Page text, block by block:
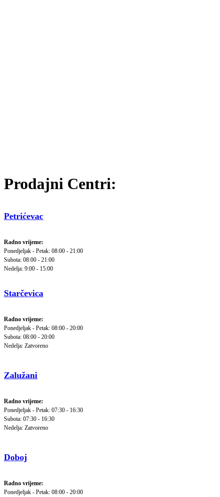
Prodajni Centri:
Petrićevac
Radno vrijeme:
Ponedjeljak - Petak: 08:00 - 21:00
Subota: 08:00 - 21:00
Nedelja: 9:00 - 15:00
Starčevica
Radno vrijeme:
Ponedjeljak - Petak: 08:00 - 20:00
Subota: 08:00 - 20:00
Nedelja: Zatvoreno
Zalužani
Radno vrijeme:
Ponedjeljak - Petak: 07:30 - 16:30
Subota: 07:30 - 16:30
Nedelja: Zatvoreno
Doboj
Radno vrijeme:
Ponedjeljak - Petak: 08:00 - 20:00